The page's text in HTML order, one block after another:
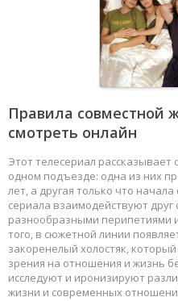
Правила совместной
смотреть онлайн
Этот телесериал
одном подъезде: одна из них
лет, а другая только что
сериала взаимодействуют друг
разнообразными перипетиями
того, в сюжетной линии
закоренелый холостяк,
зрения на отношения и жизнь
исследуют и иронизируют
жизни и современных